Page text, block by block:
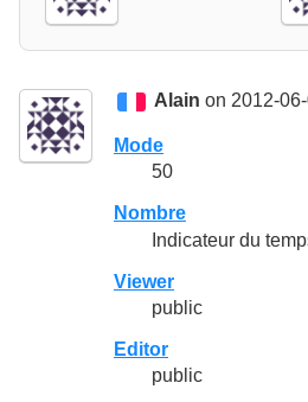
Alain on 2012-
Mode
50
Nombre
Indicateur du
Viewer
public
Editor
public